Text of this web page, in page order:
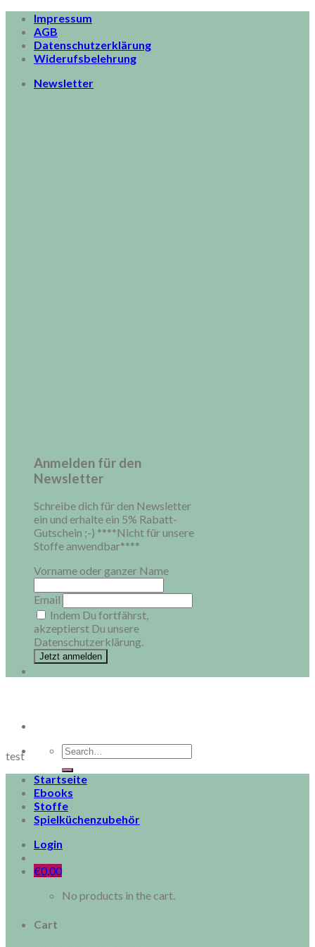
Skip
content
Impressum
AGB
Datenschutzerklärung
Widerufsbelehrung
Newsletter
Anmelden für den
Newsletter
Schreibe dich für den Newsletter
ein und erhalte ein 5% Rabatt-
Gutschein ;-) ****Nicht für unsere
Stoffe anwendbar****
Vorname oder ganzer Name
Email
Indem Du fortfährst,
akzeptierst Du unsere
Datenschutzerklärung.
Search
for:
Startseite
Ebooks
Stoffe
Spielküchenzubehör
Login
€0,00
No products in the cart.
Cart
test